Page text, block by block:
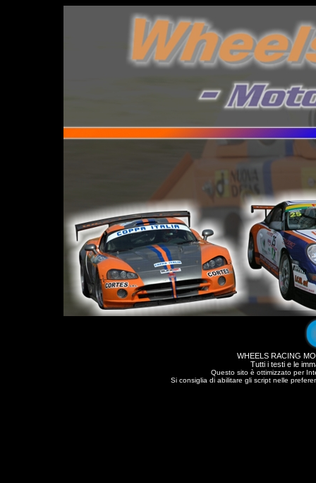
WHEELS RACING
Tutti i testi e le
Questo sito è ottimizzato per
Si consiglia di abilitare gli script nelle